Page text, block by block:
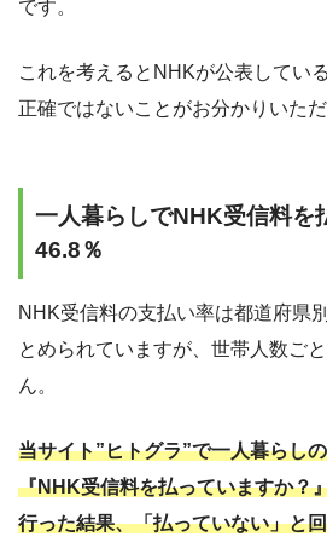
です。
これを考えるとNHKが公表してい
正確ではないことがお分かりいた
一人暮らしでNHK受信料を
46.8％
NHK受信料の支払い率は都道府県
とめられていますが、世帯人数ご
ん。
当サイト”ヒトグラ”で一人暮らし
『NHK受信料を払っていますか？
行った結果、「払っていない」と